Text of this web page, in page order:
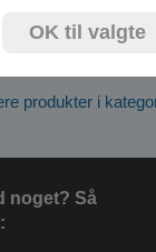
produkter i
noget? Så
OK til valgte